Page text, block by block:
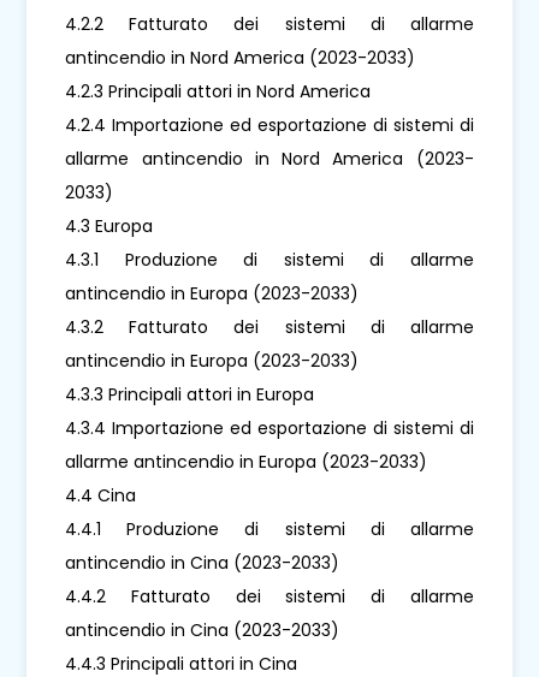
4.2.2 Fatturato dei sistemi di allarme
antincendio in Nord America (2023-2033)
4.2.3 Principali attori in Nord America
4.2.4 Importazione ed esportazione di sistemi di
allarme antincendio in Nord America (2023-
2033)
4.3 Europa
4.3.1 Produzione di sistemi di allarme
antincendio in Europa (2023-2033)
4.3.2 Fatturato dei sistemi di allarme
antincendio in Europa (2023-2033)
4.3.3 Principali attori in Europa
4.3.4 Importazione ed esportazione di sistemi di
allarme antincendio in Europa (2023-2033)
4.4 Cina
4.4.1 Produzione di sistemi di allarme
antincendio in Cina (2023-2033)
4.4.2 Fatturato dei sistemi di allarme
antincendio in Cina (2023-2033)
4.4.3 Principali attori in Cina